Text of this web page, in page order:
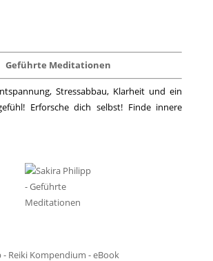
Geführte Meditationen
Stressabbau, Klarheit und ein
Erforsche dich selbst! Finde innere